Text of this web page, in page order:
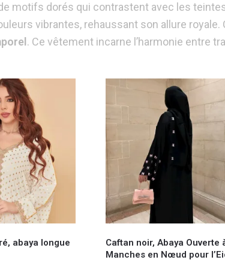
motifs dorés qui contrastent avec les
vibrantes, rehaussant son allure
. Ce vêtement incarne l’harmonie entre
abaya longue
Caftan noir, Abaya Ouverte
Manches en Nœud pour